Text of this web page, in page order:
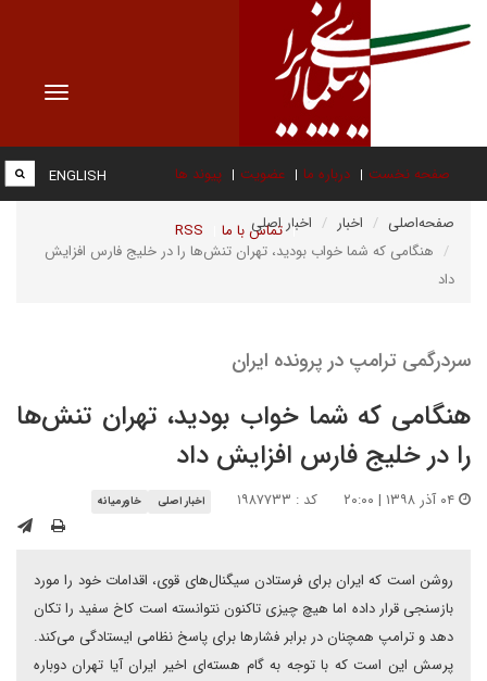
Toggle
صفحه نخست درباره ما عضویت پیوند ها
تماس با ما RSS
ENGLISH
صفحه‌اصلی اخبار
اخبار اصلی
هنگامی که شما خواب بودید، تهران تنش‌ها را در خلیج فارس افزایش
داد
سردرگمی ترامپ در پرونده ایران
هنگامی که شما خواب بودید، تهران تنش‌ها
را در خلیج فارس افزایش داد
کد : ۱۹۸۷۷۳۳ اخبار اصلی خاورمیانه
روشن است که ایران برای فرستادن سیگنال‌های قوی، اقدامات خود را مورد
بازسنجی قرار داده اما هیچ ‌چیزی تاکنون نتوانسته است کاخ سفید را تکان
دهد و ترامپ همچنان در برابر فشارها برای پاسخ نظامی ایستادگی می‌کند.
پرسش این است که با توجه به گام هسته‌ای اخیر ایران آیا تهران دوباره